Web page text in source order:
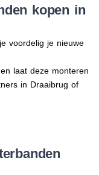
kopen in
voordelig je nieuwe
laat deze monteren
in Draaibrug of